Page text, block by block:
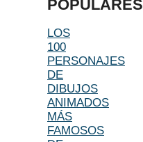
POPULARES
LOS
100
PERSONAJES
DE
DIBUJOS
ANIMADOS
MÁS
FAMOSOS